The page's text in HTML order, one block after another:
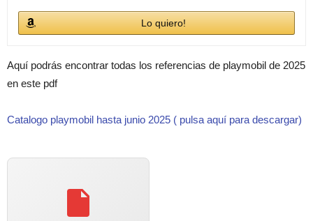
Lo quiero!
Aquí podrás encontrar todas los referencias de playmobil de 2025
en este pdf
Catalogo playmobil hasta junio 2025 ( pulsa aquí para descargar)